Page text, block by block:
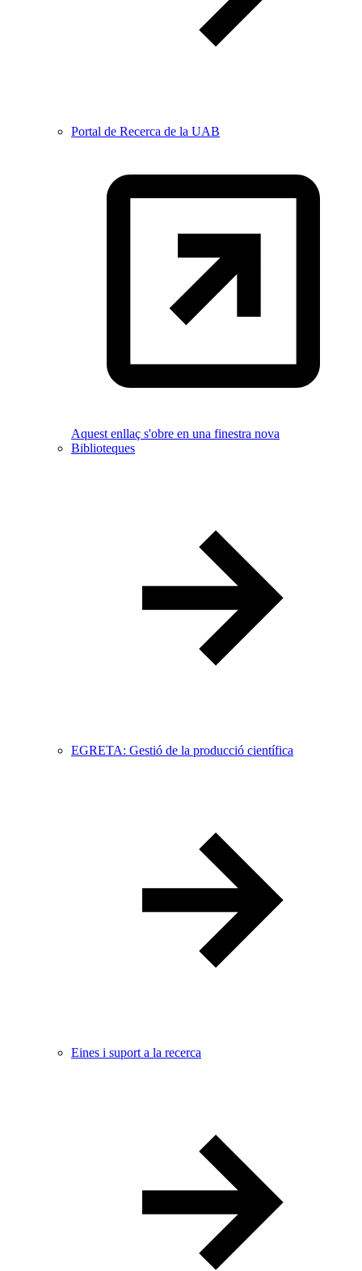
Portal de Recerca de la UAB
Aquest enllaç s'obre en una finestra nova
Biblioteques
EGRETA: Gestió de la producció científica
Eines i suport a la recerca